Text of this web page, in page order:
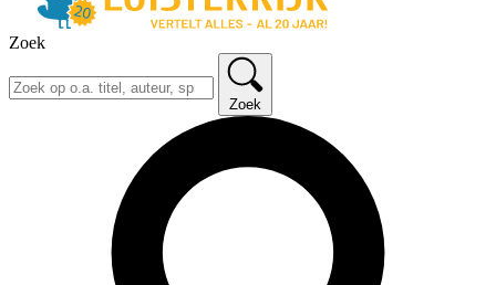
Zoek
Zoek